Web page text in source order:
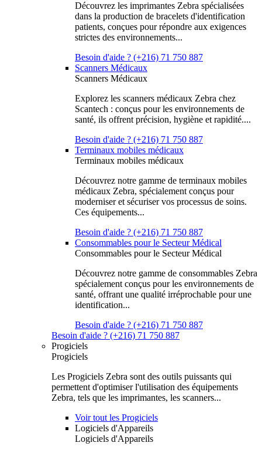
Découvrez les imprimantes Zebra spécialisées
dans la production de bracelets d'identification
patients, conçues pour répondre aux exigences
strictes des environnements...
Besoin d'aide ? (+216) 71 750 887
Scanners Médicaux
Scanners Médicaux
Explorez les scanners médicaux Zebra chez
Scantech : conçus pour les environnements de
santé, ils offrent précision, hygiène et rapidité....
Besoin d'aide ? (+216) 71 750 887
Terminaux mobiles médicaux
Terminaux mobiles médicaux
Découvrez notre gamme de terminaux mobiles
médicaux Zebra, spécialement conçus pour
moderniser et sécuriser vos processus de soins.
Ces équipements...
Besoin d'aide ? (+216) 71 750 887
Consommables pour le Secteur Médical
Consommables pour le Secteur Médical
Découvrez notre gamme de consommables Zebra
spécialement conçus pour les environnements de
santé, offrant une qualité irréprochable pour une
identification...
Besoin d'aide ? (+216) 71 750 887
Besoin d'aide ? (+216) 71 750 887
Progiciels
Progiciels
Les Progiciels Zebra sont des outils puissants qui
permettent d'optimiser l'utilisation des équipements
Zebra, tels que les imprimantes, les scanners...
Voir tout les Progiciels
Logiciels d'Appareils
Logiciels d'Appareils